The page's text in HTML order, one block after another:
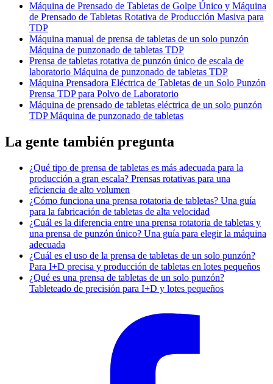
Máquina de Prensado de Tabletas de Golpe Único y Máquina
de Prensado de Tabletas Rotativa de Producción Masiva para
TDP
Máquina manual de prensa de tabletas de un solo punzón
Máquina de punzonado de tabletas TDP
Prensa de tabletas rotativa de punzón único de escala de
laboratorio Máquina de punzonado de tabletas TDP
Máquina Prensadora Eléctrica de Tabletas de un Solo Punzón
Prensa TDP para Polvo de Laboratorio
Máquina de prensado de tabletas eléctrica de un solo punzón
TDP Máquina de punzonado de tabletas
La gente también pregunta
¿Qué tipo de prensa de tabletas es más adecuada para la
producción a gran escala? Prensas rotativas para una
eficiencia de alto volumen
¿Cómo funciona una prensa rotatoria de tabletas? Una guía
para la fabricación de tabletas de alta velocidad
¿Cuál es la diferencia entre una prensa rotatoria de tabletas y
una prensa de punzón único? Una guía para elegir la máquina
adecuada
¿Cuál es el uso de la prensa de tabletas de un solo punzón?
Para I+D precisa y producción de tabletas en lotes pequeños
¿Qué es una prensa de tabletas de un solo punzón?
Tableteado de precisión para I+D y lotes pequeños